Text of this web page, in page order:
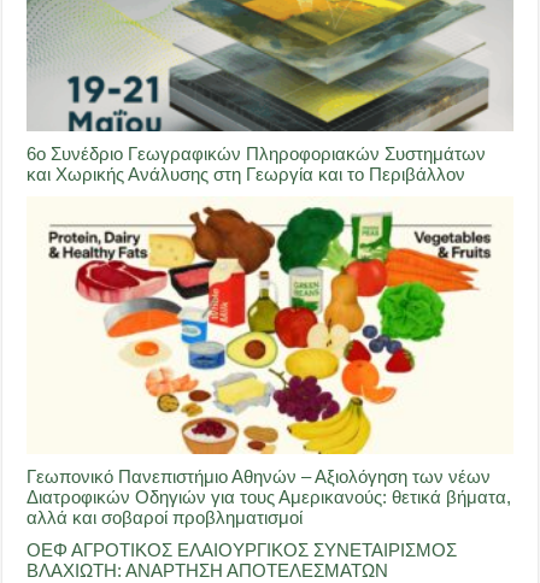
6ο Συνέδριο Γεωγραφικών Πληροφοριακών Συστημάτων
και Χωρικής Ανάλυσης στη Γεωργία και το Περιβάλλον
Γεωπονικό Πανεπιστήμιο Αθηνών – Αξιολόγηση των νέων
Διατροφικών Οδηγιών για τους Αμερικανούς: θετικά βήματα,
αλλά και σοβαροί προβληματισμοί
ΟΕΦ ΑΓΡΟΤΙΚΟΣ ΕΛΑΙΟΥΡΓΙΚΟΣ ΣΥΝΕΤΑΙΡΙΣΜΟΣ
ΒΛΑΧΙΩΤΗ: ΑΝΑΡΤΗΣΗ ΑΠΟΤΕΛΕΣΜΑΤΩΝ